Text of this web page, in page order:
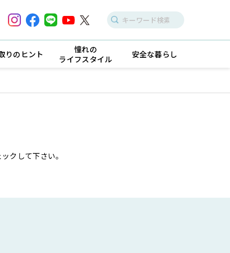
りのヒント
憧れの
ライフスタイル
安全な暮らし
クして下さい。